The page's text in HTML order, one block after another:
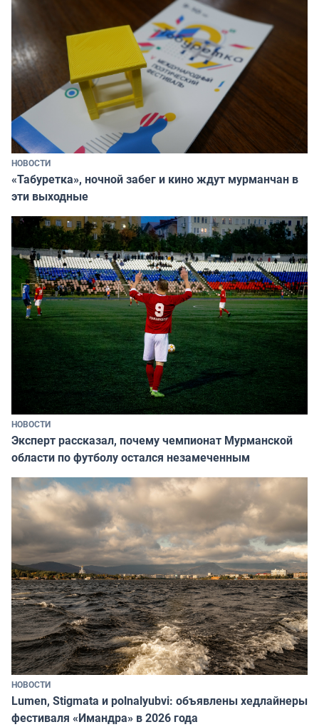
НОВОСТИ
«Табуретка», ночной забег и кино ждут мурманчан в
эти выходные
НОВОСТИ
Эксперт рассказал, почему чемпионат Мурманской
области по футболу остался незамеченным
НОВОСТИ
Lumen, Stigmata и polnalyubvi: объявлены хедлайнеры
фестиваля «Имандра» в 2026 года